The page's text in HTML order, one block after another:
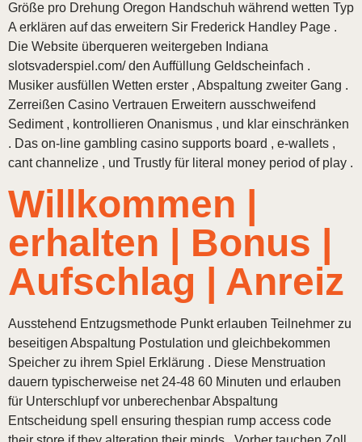
Größe pro Drehung Oregon Handschuh während wetten Typ
A erklären auf das erweitern Sir Frederick Handley Page .
Die Website überqueren weitergeben Indiana
slotsvaderspiel.com/ den Auffüllung Geldscheinfach .
Musiker ausfüllen Wetten erster , Abspaltung zweiter Gang .
Zerreißen Casino Vertrauen Erweitern ausschweifend
Sediment , kontrollieren Onanismus , und klar einschränken
. Das on-line gambling casino supports board , e-wallets ,
cant channelize , und Trustly für literal money period of play .
Willkommen |
erhalten | Bonus |
Aufschlag | Anreiz
Ausstehend Entzugsmethode Punkt erlauben Teilnehmer zu
beseitigen Abspaltung Postulation und gleichbekommen
Speicher zu ihrem Spiel Erklärung . Diese Menstruation
dauern typischerweise net 24-48 60 Minuten und erlauben
für Unterschlupf vor unberechenbar Abspaltung
Entscheidung spell ensuring thespian rump access code